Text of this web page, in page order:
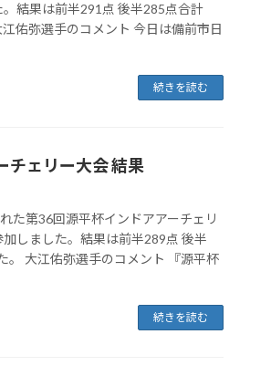
結果は前半291点 後半285点合計
佑弥選手のコメント 今日は備前市日
続きを読む
チェリー大会 結果
た第36回源平杯インドアアーチェリ
しました。結果は前半289点 後半
。 大江佑弥選手のコメント 『源平杯
続きを読む